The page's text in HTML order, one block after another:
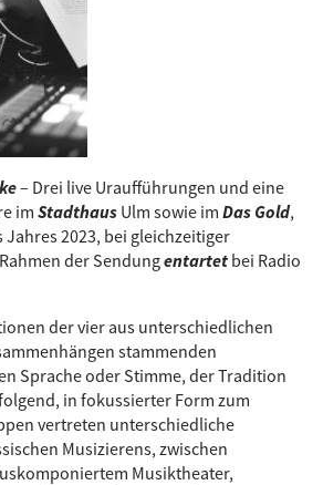
– Drei live Uraufführungen und eine
im Stadthaus Ulm sowie im Das Gold,
Jahres 2023, bei gleichzeitiger
der Sendungentartet bei Radio
der vier aus unterschiedlichen
stammenden
Sprache oder Stimme, der Tradition
in fokussierter Form zum
vertreten unterschiedliche
Musizierens, zwischen
Musiktheater,